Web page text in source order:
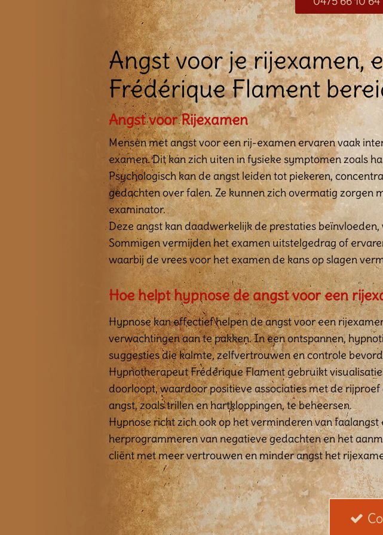
Angst voor je rijexamen,
Frédérique Flament
Angst voor Rijexamen
Mensen met angst voor een rij-examen ervaren vaak
examen. Dit kan zich uiten in fysieke symptomen zoals
Psychologisch kan de angst leiden tot piekeren,
gedachten over falen. Ze kunnen zich overmatig zorgen
examinator.
Deze angst kan daadwerkelijk de prestaties
Sommigen vermijden het examen uitstelgedrag of
waarbij de vrees voor het examen de kans op slagen
Hoe helpt hypnose de angst voor een
Hypnose kan effectief helpen de angst voor een
verwachtingen aan te pakken. In een ontspannen,
suggesties die kalmte, zelfvertrouwen en controle
Hypnotherapeut Frédérique Flament gebruikt
doorloopt, waardoor positieve associaties met de
angst, zoals trillen en hartkloppingen, te beheersen.
Hypnose richt zich ook op het verminderen van
herprogrammeren van negatieve gedachten en het
cliënt met meer vertrouwen en minder angst het